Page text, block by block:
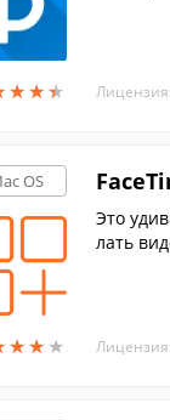
★★★
★★★ Лицензия:
OS
★★ ★
★★ ★
Это
лать
Лицензия: